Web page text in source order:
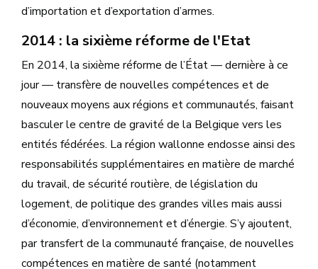
d’importation et d’exportation d’armes.
2014 : la sixième réforme de l'Etat
En 2014, la sixième réforme de l’État — dernière à ce
jour — transfère de nouvelles compétences et de
nouveaux moyens aux régions et communautés, faisant
basculer le centre de gravité de la Belgique vers les
entités fédérées. La région wallonne endosse ainsi des
responsabilités supplémentaires en matière de marché
du travail, de sécurité routière, de législation du
logement, de politique des grandes villes mais aussi
d’économie, d’environnement et d’énergie. S’y ajoutent,
par transfert de la communauté française, de nouvelles
compétences en matière de santé (notamment